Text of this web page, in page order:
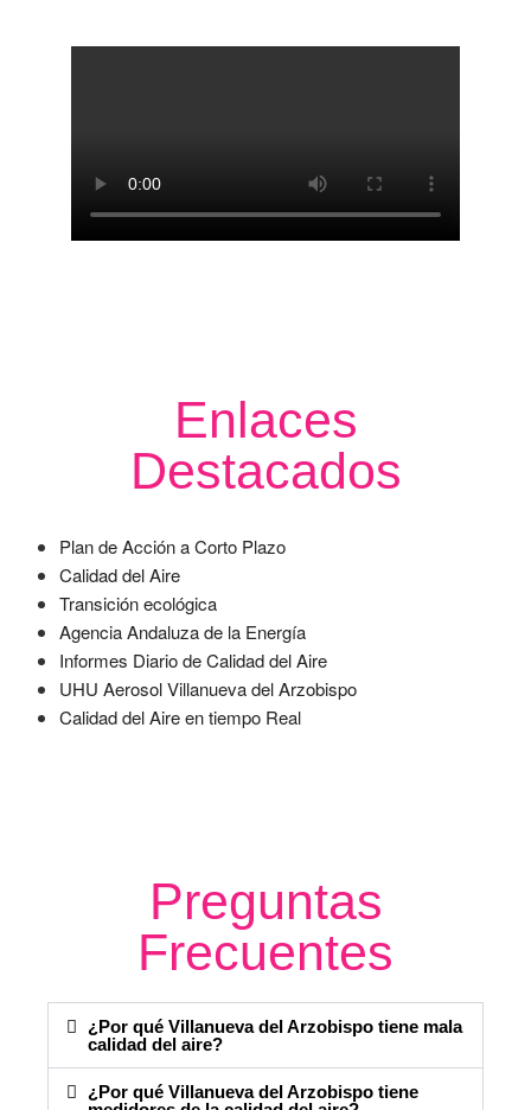
Enlaces
Destacados
Plan de Acción a Corto Plazo
Calidad del Aire
Transición ecológica
Agencia Andaluza de la Energía
Informes Diario de Calidad del Aire
UHU Aerosol Villanueva del Arzobispo
Calidad del Aire en tiempo Real
Preguntas
Frecuentes
¿Por qué Villanueva del Arzobispo tiene mala
calidad del aire?
¿Por qué Villanueva del Arzobispo tiene